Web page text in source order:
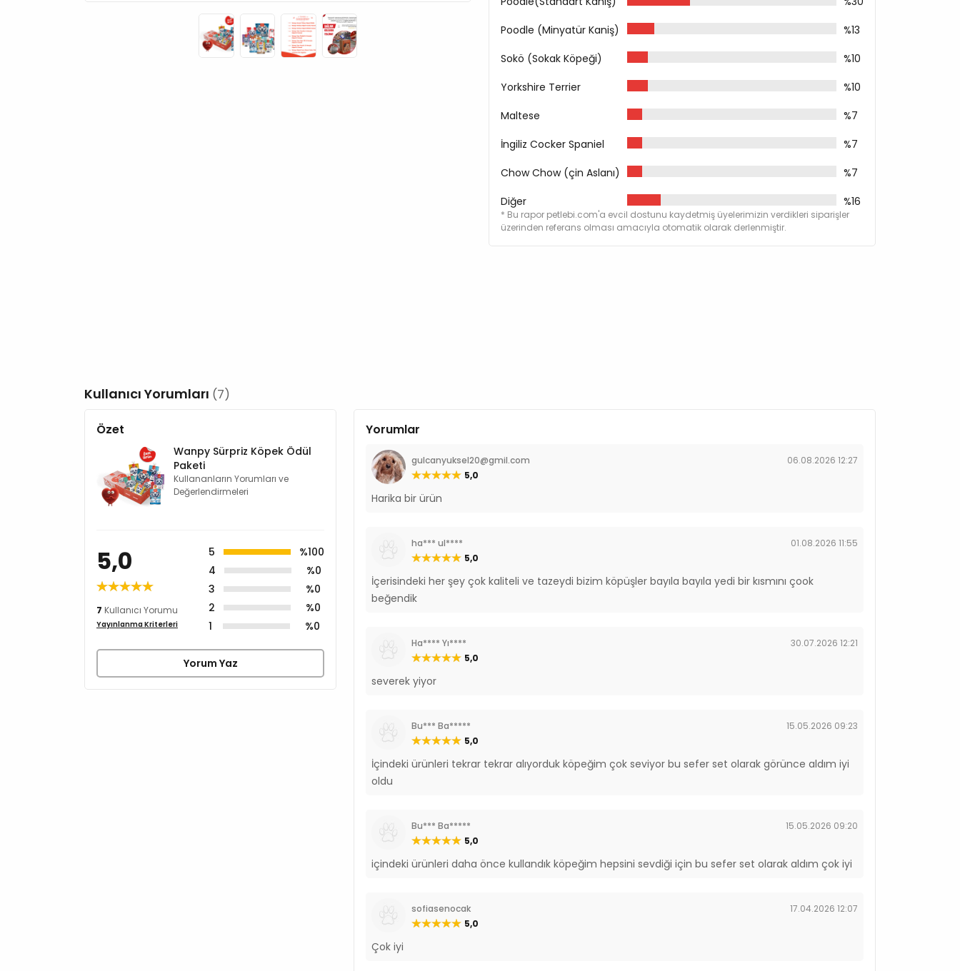
Poodle (Minyatür Kaniş)
%13
Sokö (Sokak Köpeği)
%10
Yorkshire Terrier
%10
Maltese
%7
İngiliz Cocker Spaniel
%7
Chow Chow (çin Aslanı)
%7
Diğer
%16
* Bu rapor petlebi.com'a evcil dostunu kaydetmiş üyelerimizin verdikleri siparişler
üzerinden referans olması amacıyla otomatik olarak derlenmiştir.
Kullanıcı Yorumları (7)
Özet
Wanpy Sürpriz Köpek Ödül
Paketi
Kullananların Yorumları ve
Değerlendirmeleri
5,0
7 Kullanıcı Yorumu
Yayınlanma Kriterleri
5
%100
4
%0
3
%0
2
%0
1
%0
Yorum Yaz
Yorumlar
gulcanyuksel20@gmil.com
06.08.2026 12:27
5,0
Harika bir ürün
ha*** ul****
01.08.2026 11:55
5,0
İçerisindeki her şey çok kaliteli ve tazeydi bizim köpüşler bayıla bayıla yedi bir kısmını çook
beğendik
Ha**** Yı****
30.07.2026 12:21
5,0
severek yiyor
Bu*** Ba*****
15.05.2026 09:23
5,0
İçindeki ürünleri tekrar tekrar alıyorduk köpeğim çok seviyor bu sefer set olarak görünce aldım iyi
oldu
Bu*** Ba*****
15.05.2026 09:20
5,0
içindeki ürünleri daha önce kullandık köpeğim hepsini sevdiği için bu sefer set olarak aldım çok iyi
sofiasenocak
17.04.2026 12:07
5,0
Çok iyi